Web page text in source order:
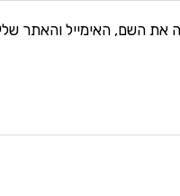
את השם, האימייל והאתר